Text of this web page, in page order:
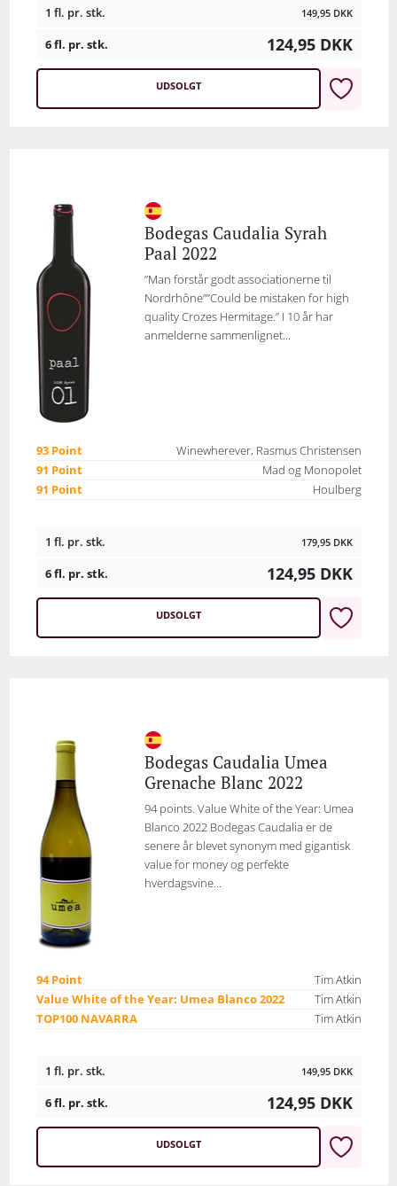
1 fl. pr. stk. 149,95 DKK
6 fl. pr. stk. 124,95 DKK
UDSOLGT
Bodegas Caudalia Syrah
Paal 2022
”Man forstår godt associationerne til
Nordrhône””Could be mistaken for high
quality Crozes Hermitage.” I 10 år har
anmelderne sammenlignet...
93 Point
Winewherever, Rasmus Christensen
91 Point
Mad og Monopolet
91 Point
Houlberg
1 fl. pr. stk. 179,95 DKK
6 fl. pr. stk. 124,95 DKK
UDSOLGT
Bodegas Caudalia Umea
Grenache Blanc 2022
94 points. Value White of the Year: Umea
Blanco 2022 Bodegas Caudalia er de
senere år blevet synonym med gigantisk
value for money og perfekte
hverdagsvine...
94 Point
Tim Atkin
Value White of the Year: Umea Blanco 2022
Tim Atkin
TOP100 NAVARRA
Tim Atkin
1 fl. pr. stk. 149,95 DKK
6 fl. pr. stk. 124,95 DKK
UDSOLGT